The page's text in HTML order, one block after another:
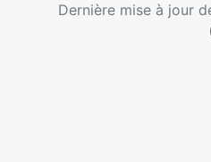
Dernière mise à jour